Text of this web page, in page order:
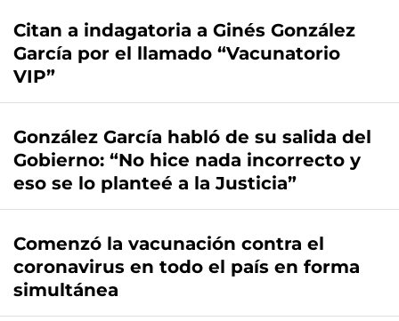
Citan a indagatoria a Ginés González
García por el llamado “Vacunatorio
VIP”
González García habló de su salida del
Gobierno: “No hice nada incorrecto y
eso se lo planteé a la Justicia”
Comenzó la vacunación contra el
coronavirus en todo el país en forma
simultánea